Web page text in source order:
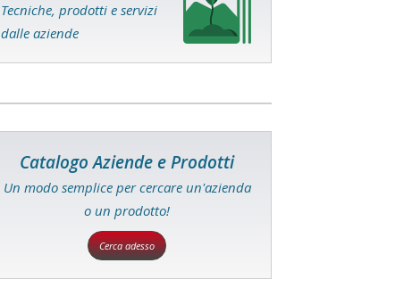
Tecniche, prodotti e servizi
dalle aziende
Catalogo Aziende e Prodotti
Un modo semplice per cercare un'azienda
o un prodotto!
Cerca adesso